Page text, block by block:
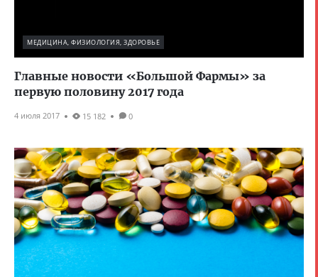
МЕДИЦИНА, ФИЗИОЛОГИЯ, ЗДОРОВЬЕ
Главные новости «Большой Фармы» за
первую половину 2017 года
4 июля 2017 15 182 0